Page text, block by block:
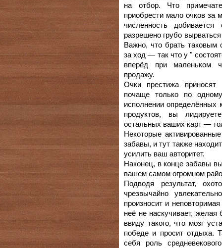
на отбор. Что
приобрести мало очков за
численность
разрешено грубо
Важно, что брать таковым
за ход — так что у "
вперёд при маленьком
продажу.
Очки престижа приносят
почаще только по
исполнении определённых
продуктов, вы
остальных ваших карт —
Некоторые
забавы, и тут также
усилить ваш авторитет.
Наконец, в конце забавы
вашем самом огромном
Подводя результат,
чрезвычайно
произносит и
неё не наскучивает, желая
ввиду такого, что мозг
победе и просит отдыха.
себя роль